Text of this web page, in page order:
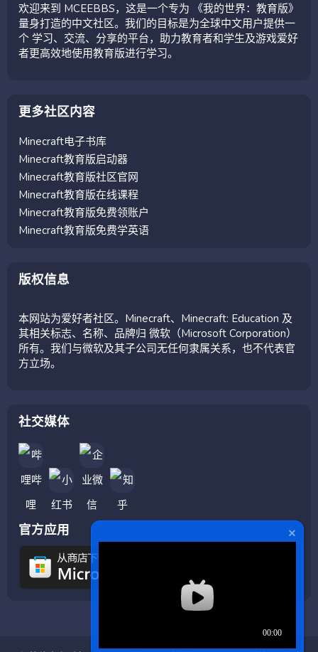
欢迎来到 MCEEBBS，这是一个专为 《我的世界：教育版》
量身打造的中文社区。我们的目标是为全球中文用户提供一
个 学习、交流、分享的平台，助力教育者和学生及游戏爱好
者更高效地使用教育版进行学习。
更多社区内容
Minecraft电子书库
Minecraft教育版启动器
Minecraft教育版社区官网
Minecraft教育版在线课程
Minecraft教育版免费领账户
Minecraft教育版免费学英语
版权信息
本网站为爱好者社区。Minecraft、Minecraft: Education 及
其相关标志、名称、品牌归 微软（Microsoft Corporation）
所有。我们与微软及其子公司无任何隶属关系，也不代表官
方立场。
社交媒体
官方应用